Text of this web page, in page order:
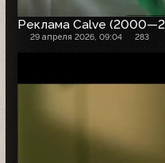
Реклама Calve
29 апреля 2026, 09:04 283